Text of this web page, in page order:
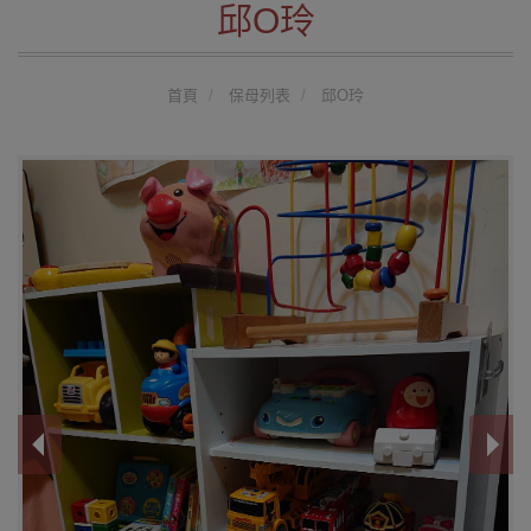
邱O玲
首頁 保母列表 邱O玲